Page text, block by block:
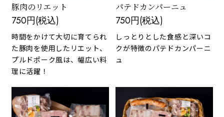
豚肉のリエット
750円(税込)
時間をかけて大切に育てられ
た豚肉を使用したリエット、
プルドポーク風は、幅広い料
理に活躍！
パテドカンパーニュ
750円(税込)
しっとりとした食感と深いコ
クが特徴のパテドカンパーニ
ュ